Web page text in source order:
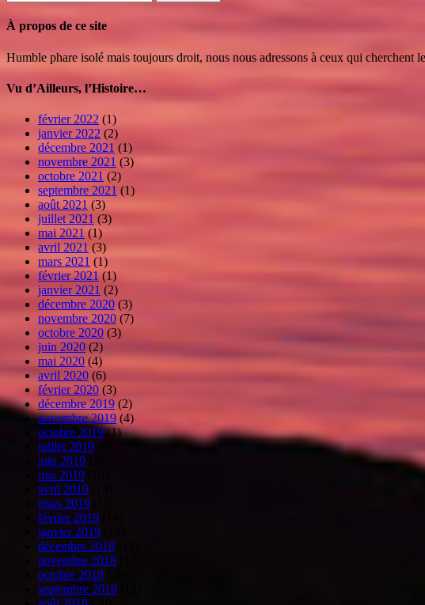
À propos de ce site
Humble phare isolé mais toujours droit, nous nous adressons à ceux qui
Vu d’Ailleurs, l’Histoire…
février 2022 (1)
janvier 2022 (2)
décembre 2021 (1)
novembre 2021 (3)
octobre 2021 (2)
septembre 2021 (1)
août 2021 (3)
juillet 2021 (3)
mai 2021 (1)
avril 2021 (3)
mars 2021 (1)
février 2021 (1)
janvier 2021 (2)
décembre 2020 (3)
novembre 2020 (7)
octobre 2020 (3)
juin 2020 (2)
mai 2020 (4)
avril 2020 (6)
février 2020 (3)
décembre 2019 (2)
novembre 2019 (4)
octobre 2019(1)
juillet 2019
juin 2019
mai 2019
avril 2019
mars 2019
février 2019
janvier 2019
décembre 2018
novembre 2018
octobre 2018
septembre 2018